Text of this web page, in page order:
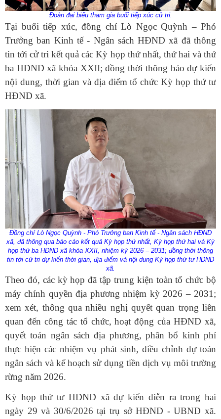
Đoàn đại biểu tham gia buổi tiếp xúc cử tri.
Tại buổi tiếp xúc, đồng chí Lò Ngọc Quỳnh – Phó
Trưởng ban Kinh tế - Ngân sách HĐND xã đã thông
tin tới cử tri kết quả các Kỳ họp thứ nhất, thứ hai và thứ
ba HĐND xã khóa XXII; đồng thời thông báo dự kiến
nội dung, thời gian và địa điểm tổ chức Kỳ họp thứ tư
HĐND xã.
Đồng chí Lò Ngọc Quỳnh - Phó Trưởng ban Kinh tế - Ngân sách HĐND
xã, đã thông qua báo cáo kết quả Kỳ họp thứ nhất, Kỳ họp thứ hai và Kỳ
họp thứ ba HĐND xã khóa XXII, nhiệm kỳ 2026 – 2031; đồng thời thông
tin tới cử tri dự kiến thời gian, địa điểm và nội dung Kỳ họp thứ tư HĐND
xã.
Theo đó, các kỳ họp đã tập trung kiện toàn tổ chức bộ
máy chính quyền địa phương nhiệm kỳ 2026 – 2031;
xem xét, thông qua nhiều nghị quyết quan trọng liên
quan đến công tác tổ chức, hoạt động của HĐND xã,
quyết toán ngân sách địa phương, phân bổ kinh phí
thực hiện các nhiệm vụ phát sinh, điều chỉnh dự toán
ngân sách và kế hoạch sử dụng tiền dịch vụ môi trường
rừng năm 2026.
Kỳ họp thứ tư HĐND xã dự kiến diễn ra trong hai
ngày 29 và 30/6/2026 tại trụ sở HĐND - UBND xã.